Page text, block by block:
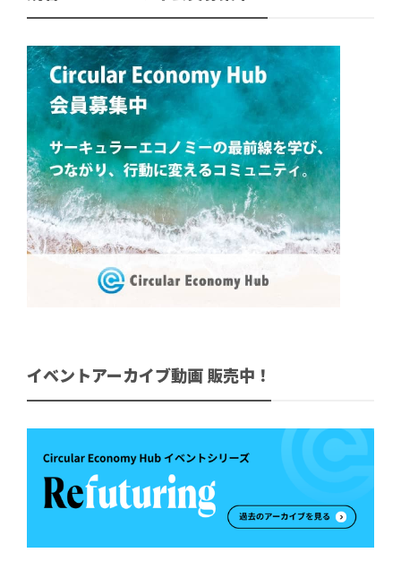
イベントアーカイブ動画 販売中！